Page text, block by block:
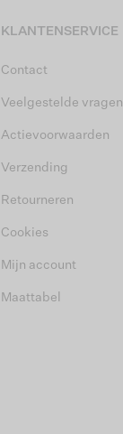
KLANTENSERVICE
Contact
Veelgestelde vragen
Actievoorwaarden
Verzending
Retourneren
Cookies
Mijn account
Maattabel